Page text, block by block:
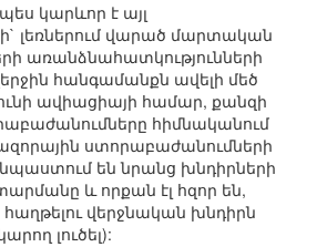
կարևոր է այլ
լեռներում վարած մարտական
առանձնահատկությունների
հանգամանքն ավելի մեծ
ավիացիայի համար, քանզի
հիմնականում
ստորաբաժանումների
են նրանց խնդիրների
և որքան էլ հզոր են,
վերջնական խնդիրն
լուծել):